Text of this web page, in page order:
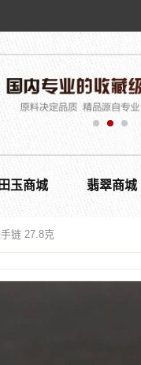
玉商城 翡翠商城
链 27.8克